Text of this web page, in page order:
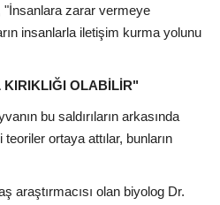
zarar vermeye
insanlarla iletişim kurma yolunu
KIRIKLIĞI OLABİLİR"
bu saldırıların arkasında
ortaya attılar, bunların
araştırmacısı olan biyolog Dr.